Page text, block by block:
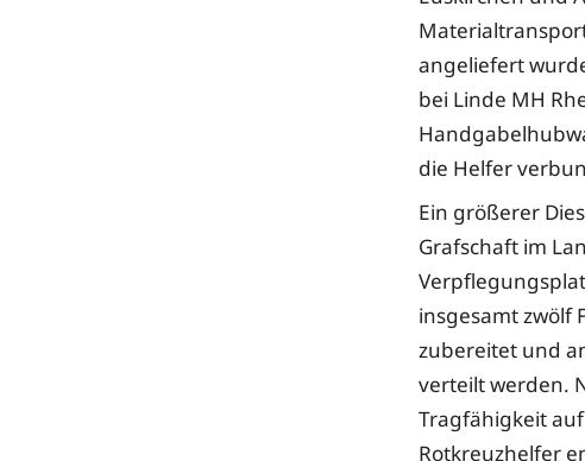
angeliefert
bei Linde MH
die Helfer
Ein größerer
Grafschaft im
insgesamt zwölf
zubereitet und
verteilt werden.
Tragfähigkeit
Rotkreuzhelfer